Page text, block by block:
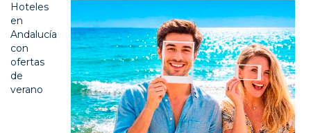
Hoteles
en
Andalucía
con
ofertas
de
verano